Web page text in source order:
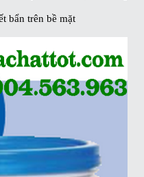
bẩn trên bề mặt